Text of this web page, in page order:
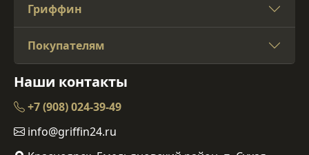
Гриффин
Покупателям
Наши контакты
+7 (908) 024-39-49
info@griffin24.ru